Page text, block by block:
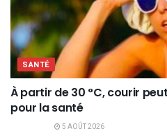
SANTÉ
À partir de 30 °C, courir
pour la santé
5 AOÛT 2026